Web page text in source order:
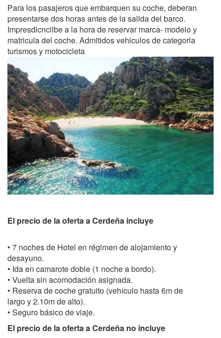
Para los pasajeros que embarquen su coche, deberan
presentarse dos horas antes de la salida del barco.
Impresdicncilbe a la hora de reservar marca- modelo y
matricula del coche. Admitidos vehiculos de categoria
turismos y motocicleta
El precio de la oferta a Cerdeña incluye
• 7 noches de Hotel en régimen de alojamiento y
desayuno.
• Ida en camarote doble (1 noche a bordo).
• Vuelta sin acomodación asignada.
• Reserva de coche gratuito (vehículo hasta 6m de
largo y 2.10m de alto).
• Seguro básico de viaje.
El precio de la oferta a Cerdeña no incluye